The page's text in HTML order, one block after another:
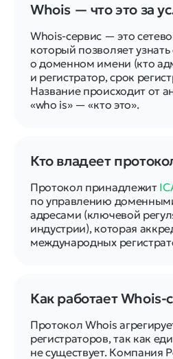
Whois — что это за
Whois-сервис — это
который позволяет
о доменном имени (кто
и регистратор, срок
Название происходит от
«who is» — «кто это».
Кто владеет
Протокол принадлежит
по управлению
адресами (ключевой
индустрии), которая
международных
Как работает Whois-
Протокол Whois
регистраторов, так как
не существует. Компания